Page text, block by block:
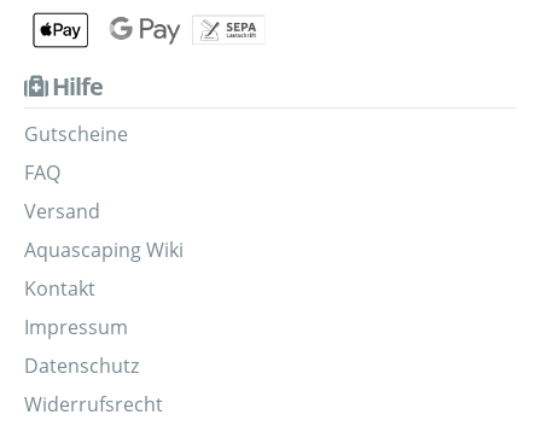
Hilfe
Gutscheine
FAQ
Versand
Aquascaping Wiki
Kontakt
Impressum
Datenschutz
Widerrufsrecht